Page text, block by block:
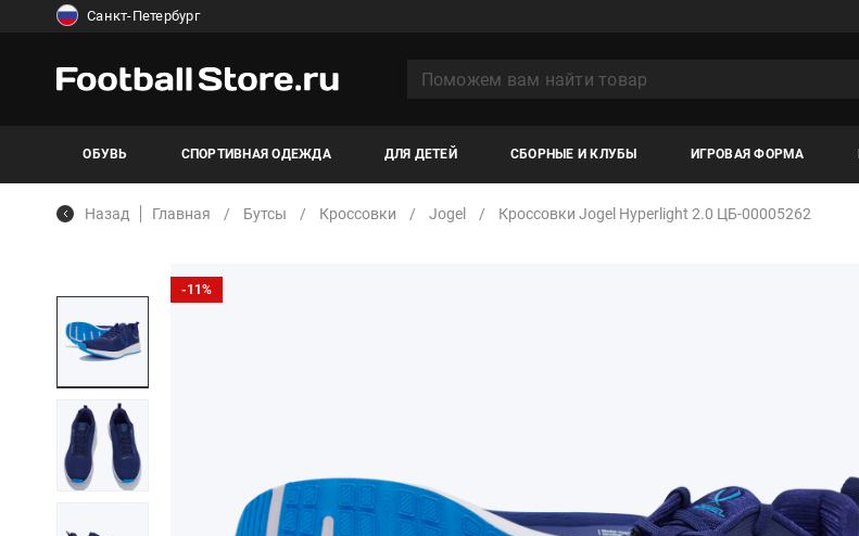
Санкт-Петербург
ОБУВЬ СПОРТИВНАЯ ОДЕЖДА ДЛЯ ДЕТЕЙ СБОРНЫЕ И КЛУБЫ ИГРОВАЯ ФОРМА
Назад Главная Бутсы Кроссовки Jogel Кроссовки Jogel Hyperlight 2.0 ЦБ-00005262
-11%